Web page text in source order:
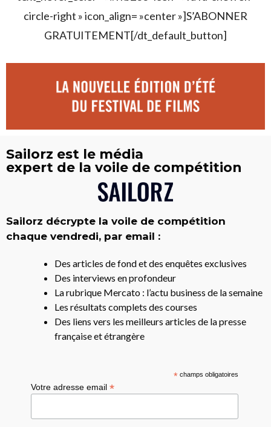
circle-right » icon_align= »center »]S’ABONNER
GRATUITEMENT[/dt_default_button]
Sailorz est le média
expert de la voile de compétition
Sailorz décrypte la voile de compétition
chaque vendredi, par email :
Des articles de fond et des enquêtes exclusives
Des interviews en profondeur
La rubrique Mercato : l’actu business de la semaine
Les résultats complets des courses
Des liens vers les meilleurs articles de la presse
française et étrangère
*champs obligatoires
Votre adresse email*